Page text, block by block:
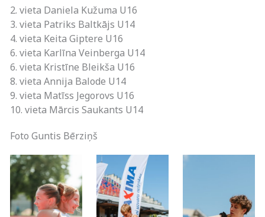
2. vieta Daniela Kužuma U16
3. vieta Patriks Baltkājs U14
4. vieta Keita Giptere U16
6. vieta Karlīna Veinberga U14
6. vieta Kristīne Bleikša U16
8. vieta Annija Balode U14
9. vieta Matīss Jegorovs U16
10. vieta Mārcis Saukants U14
Foto Guntis Bērziņš